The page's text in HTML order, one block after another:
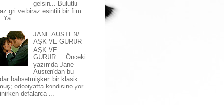
gelsin... Bulutlu
gri ve biraz esintili bir film
Ya...
JANE AUSTEN/
AŞK VE GURUR
AŞK VE
GURUR... Önceki
yazımda Jane
Austen'dan bu
bahsetmişken bir klasik
edebiyatta kendisine yer
defalarca ...